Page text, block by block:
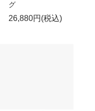
グ
26,880円(税込)